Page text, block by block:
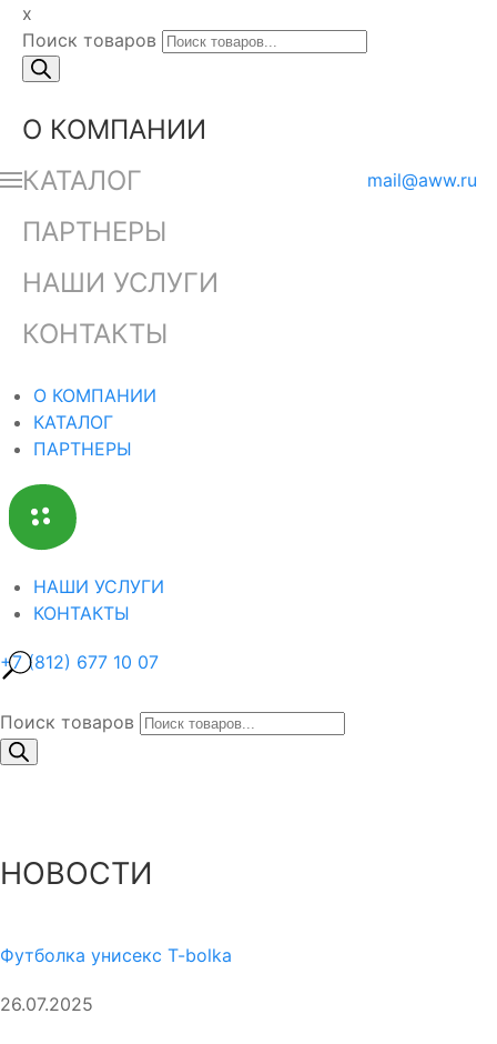
x
Поиск товаров
О КОМПАНИИ
КАТАЛОГ
ПАРТНЕРЫ
НАШИ УСЛУГИ
КОНТАКТЫ
mail@aww.ru
О КОМПАНИИ
КАТАЛОГ
ПАРТНЕРЫ
НАШИ УСЛУГИ
КОНТАКТЫ
+7 (812) 677 10 07
Поиск товаров
НОВОСТИ
Футболка унисекс T-bolka
26.07.2025